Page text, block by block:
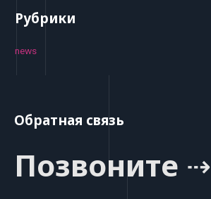
Рубрики
news
Обратная связь
Позвоните ⇢